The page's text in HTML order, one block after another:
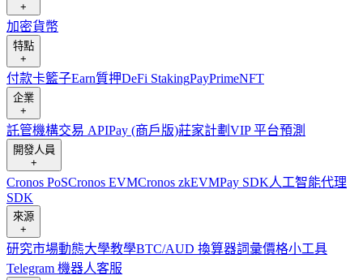
+
加密貨幣
特點
+
付款卡籃子Earn質押DeFi StakingPayPrimeNFT
企業
+
託管機構交易 APIPay (商戶版)莊家計劃 VIP 平台預測
開發人員
+
Cronos PoSCronos EVMCronos zkEVMPay SDK人工智能代理
SDK
來源
+
研究市場動態大學教學BTC/AUD 換算器詞彙價格小工具
Telegram 機器人客服